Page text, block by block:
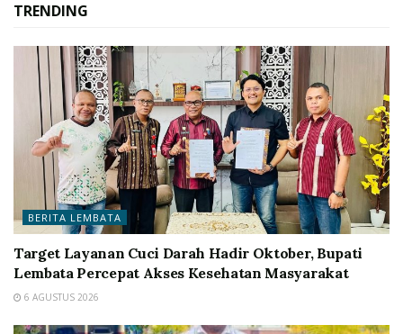
TRENDING
BERITA LEMBATA
Target Layanan Cuci Darah Hadir Oktober, Bupati
Lembata Percepat Akses Kesehatan Masyarakat
6 AGUSTUS 2026